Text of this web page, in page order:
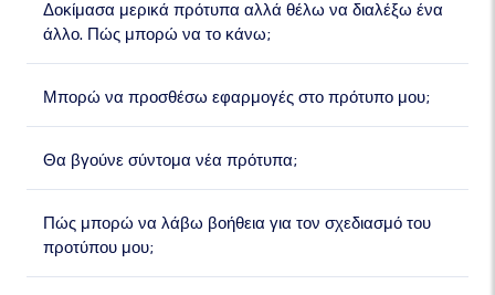
Δοκίμασα μερικά πρότυπα αλλά θέλω να διαλέξω ένα
άλλο. Πώς μπορώ να το κάνω;
Μπορώ να προσθέσω εφαρμογές στο πρότυπο μου;
Θα βγούνε σύντομα νέα πρότυπα;
Πώς μπορώ να λάβω βοήθεια για τον σχεδιασμό του
προτύπου μου;